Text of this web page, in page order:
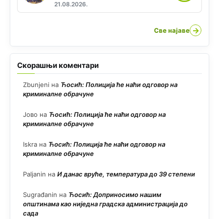
21.08.2026.
Све најаве →
Скорашњи коментари
Zbunjeni на Ћосић: Полиција ће наћи одговор на
криминалне обрачуне
Јово на Ћосић: Полиција ће наћи одговор на
криминалне обрачуне
Iskra на Ћосић: Полиција ће наћи одговор на
криминалне обрачуне
Paljanin на И данас вруће, температура до 39 степени
Sugrađanin на Ћосић: Доприносимо нашим
општинама као ниједна градска администрација до
сада